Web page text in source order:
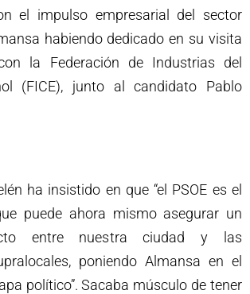
el impulso empresarial del sector
habiendo dedicado en su visita
la Federación de Industrias del
(FICE), junto al candidato Pablo
ha insistido en que “el PSOE es el
puede ahora mismo asegurar un
entre nuestra ciudad y las
poniendo Almansa en el
político”. Sacaba músculo de tener